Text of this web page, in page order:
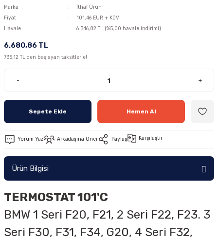
Marka
İthal Ürün
Fiyat
101,46 EUR + KDV
Havale
6.346,82 TL (%5,00 havale indirimi)
6.680,86 TL
735,12 TL den başlayan taksitlerle!
- +
Sepete Ekle Hemen Al
Yorum Yaz Arkadaşına Öner Paylaş Karşılaştır
Ürün Bilgisi
TERMOSTAT 101'C
BMW 1 Seri F20, F21, 2 Seri F22, F23. 3
Seri F30, F31, F34, G20, 4 Seri F32,